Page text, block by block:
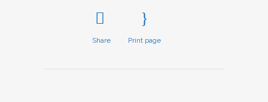
Share Print page